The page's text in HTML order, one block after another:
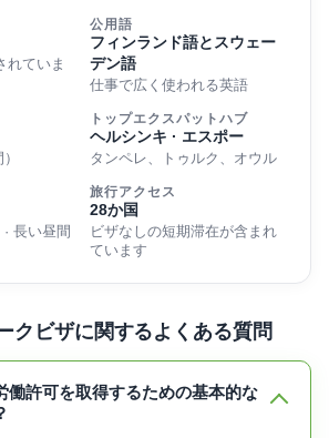
れていま
公用語
フィンランド語とスウェー
デン語
仕事で広く使われる英語
トップエクスパットハブ
ヘルシンキ · エスポー
タンペレ、トゥルク、オウル
長い昼間
旅行アクセス
28か国
ビザなしの短期滞在が含まれ
ています
クビザに関するよくある質問
働許可を取得するための基本的な